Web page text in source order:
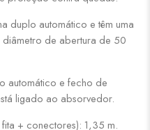
duplo automático e têm uma
diâmetro de abertura de 50
automático e fecho de
ligado ao absorvedor.
+ conectores): 1,35 m.